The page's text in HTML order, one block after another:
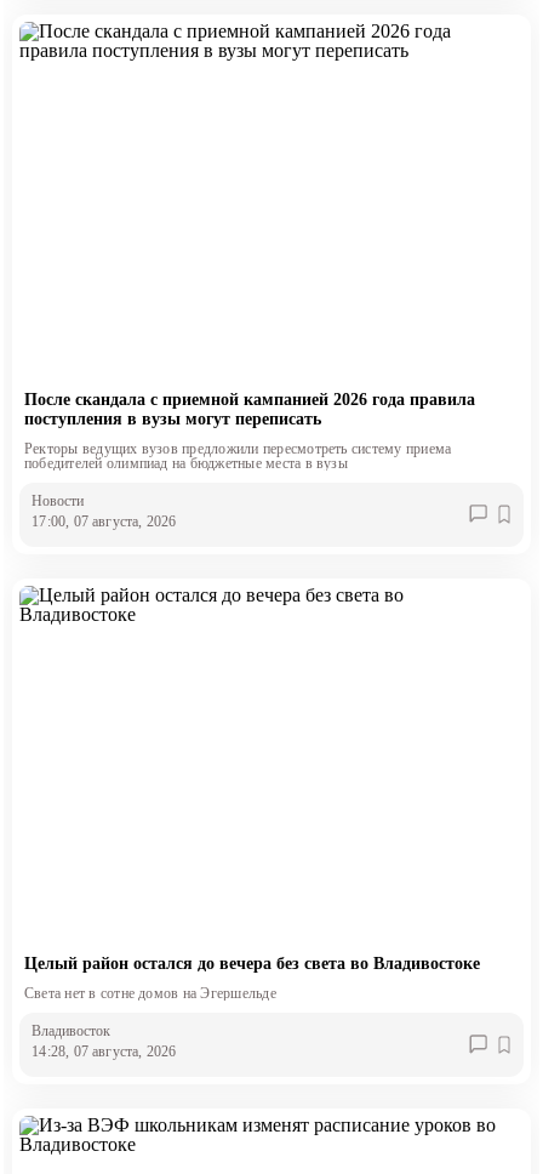
После скандала с приемной кампанией 2026 года правила
поступления в вузы могут переписать
Ректоры ведущих вузов предложили пересмотреть систему приема
победителей олимпиад на бюджетные места в вузы
Новости
17:00, 07 августа, 2026
Целый район остался до вечера без света во Владивостоке
Света нет в сотне домов на Эгершельде
Владивосток
14:28, 07 августа, 2026